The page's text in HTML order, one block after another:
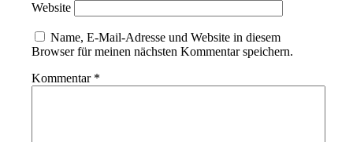
Website
Name, E-Mail-Adresse und Website in diesem
Browser für meinen nächsten Kommentar speichern.
Kommentar *